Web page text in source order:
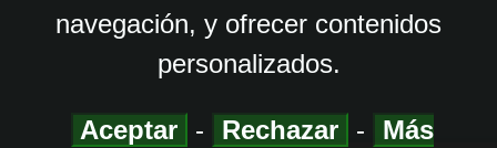
navegación, y ofrecer contenidos
personalizados.
Aceptar - Rechazar - Más